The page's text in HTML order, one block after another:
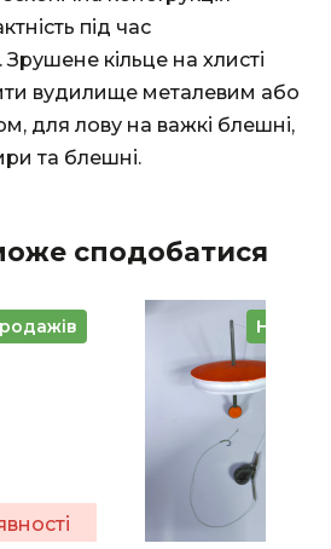
під час
кільце на хлисті
вудилище металевим або
для лову на важкі блешні,
та блешні.
сподобатися